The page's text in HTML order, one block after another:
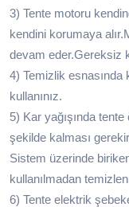
3) Tente motoru
kendini korumaya
devam eder.Gereksiz
4) Temizlik esnasında
kullanınız.
5) Kar yağışında
şekilde kalması
Sistem üzerinde
kullanılmadan
6) Tente elektrik